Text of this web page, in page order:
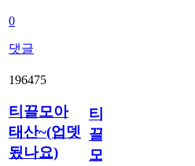
0
댓글
196475
티끌모아
태산~(업뎃
됬나요)
티
끌
모